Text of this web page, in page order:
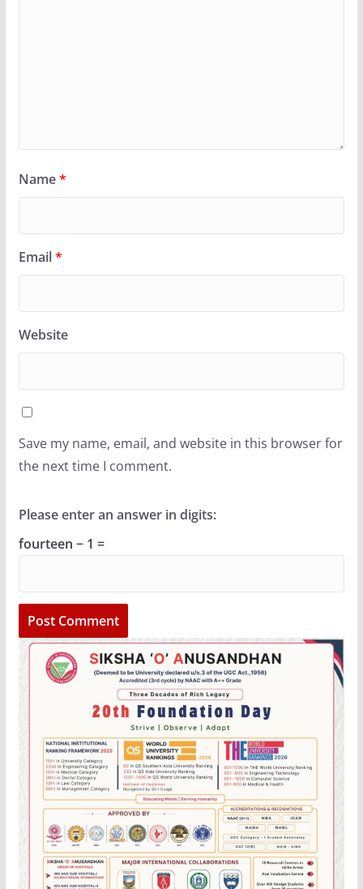
Name*
Email*
Website
Save my name, email, and website in this browser for
the next time I comment.
Please enter an answer in digits:
fourteen − 1 =